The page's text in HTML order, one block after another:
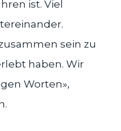
ist. Viel
sein zu
haben. Wir
Worten»,